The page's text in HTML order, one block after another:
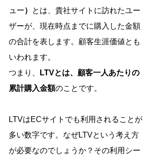
ュー）
とは、貴社サイトに訪れたユー
ザーが、現在時点までに購入した金額
の合計を表します。顧客生涯価値とも
いわれます。
つまり、
LTVとは、顧客一人あたりの
累計購入金額のことです。
LTVはECサイトでも利用されることが
多い数字です。なぜLTVという考え方
が必要なのでしょうか？その利用シー